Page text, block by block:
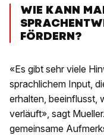
WIE KANN
FÖRDERN?
«Es gibt sehr viele
sprachlichem Input,
erhalten, beeinflusst,
verläuft», sagt
gemeinsame